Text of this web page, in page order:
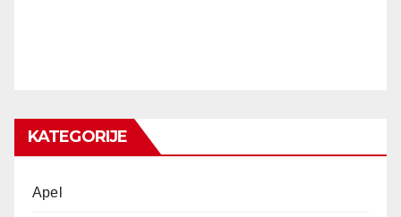
KATEGORIJE
Apel